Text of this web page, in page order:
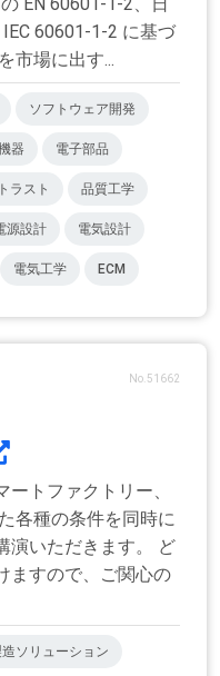
EN 60601-1-2、日
60601-1-2 に基づ
市場に出す...
ソフトウェア開発
器 電子部品
ラスト 品質工学
源設計 電気設計
電気工学 ECM
No.51662
トファクトリー、
各種の条件を同時に
演いただきます。 ど
ますので、ご関心の
ソリューション